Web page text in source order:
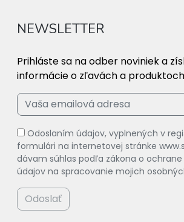
NEWSLETTER
Prihláste sa na odber noviniek a
informácie o zľavách a produktoch
Odoslaním údajov, vyplnených v
formulári na internetovej stránke
dávam súhlas podľa zákona o
údajov na spracovanie mojich
Odoslať